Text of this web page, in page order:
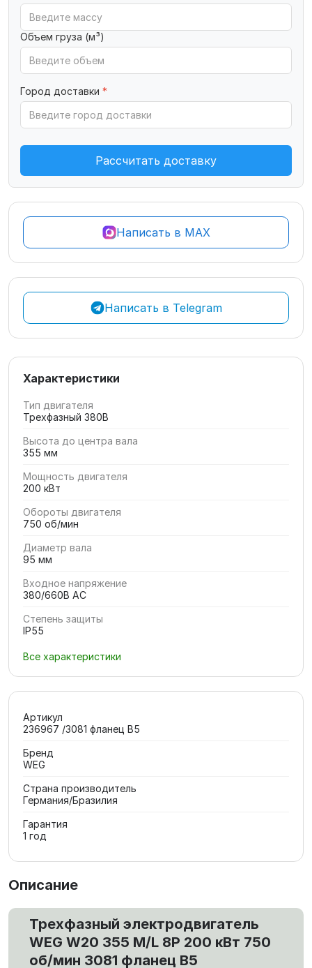
Объем груза (м³)
Город доставки *
Рассчитать доставку
Написать в MAX
Написать в Telegram
Характеристики
Тип двигателя
Трехфазный 380В
Высота до центра вала
355 мм
Мощность двигателя
200 кВт
Обороты двигателя
750 об/мин
Диаметр вала
95 мм
Входное напряжение
380/660В AC
Степень защиты
IP55
Все характеристики
Артикул
236967 /3081 фланец В5
Бренд
WEG
Страна производитель
Германия/Бразилия
Гарантия
1 год
Описание
Трехфазный электродвигатель
WEG W20 355 M/L 8P 200 кВт 750
об/мин 3081 фланец В5